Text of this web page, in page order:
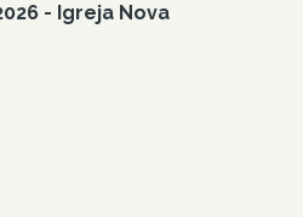
- Igreja Nova